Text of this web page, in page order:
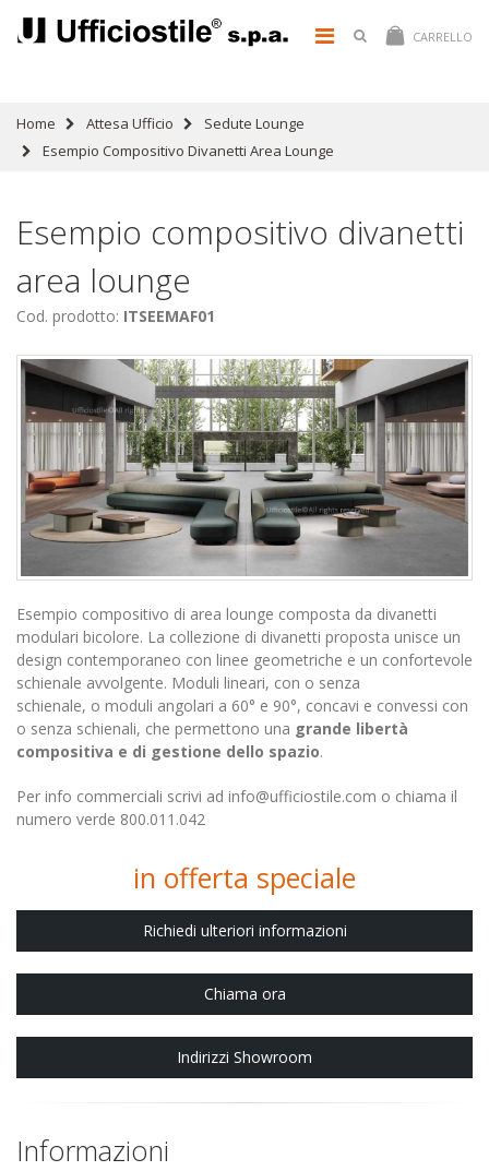
CARRELLO
Home Attesa Ufficio
Sedute Lounge
Esempio Compositivo Divanetti Area Lounge
Esempio compositivo divanetti
area lounge
Cod. prodotto: ITSEEMAF01
Esempio compositivo di area lounge composta da divanetti
modulari bicolore. La collezione di divanetti proposta unisce un
design contemporaneo con linee geometriche e un confortevole
schienale avvolgente. Moduli lineari, con o senza
schienale, o moduli angolari a 60° e 90°, concavi e convessi con
o senza schienali, che permettono una grande libertà
compositiva e di gestione dello spazio.
Per info commerciali scrivi ad info@ufficiostile.com o chiama il
numero verde 800.011.042
in offerta speciale
Richiedi ulteriori informazioni
Chiama ora
Indirizzi Showroom
Informazioni